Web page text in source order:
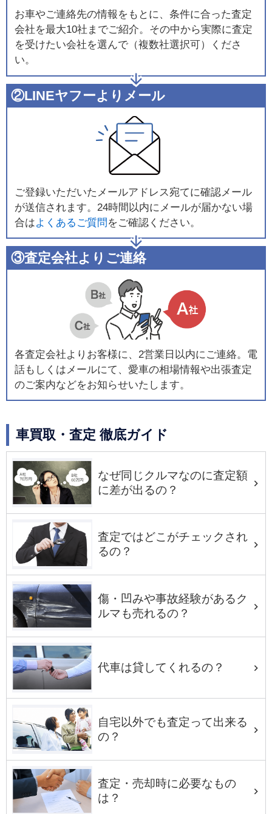
お車やご連絡先の情報をもとに、条件に合った査定
会社を最大10社までご紹介。その中から実際に査定
を受けたい会社を選んで（複数社選択可）くださ
い。
②LINEヤフーよりメール
ご登録いただいたメールアドレス宛てに確認メール
が送信されます。24時間以内にメールが届かない場
合はよくあるご質問 をご確認ください。
③査定会社よりご連絡
各査定会社よりお客様に、2営業日以内にご連絡。電
話もしくはメールにて、愛車の相場情報や出張査定
のご案内などをお知らせいたします。
車買取・査定 徹底ガイド
なぜ同じクルマなのに査定額
に差が出るの？
査定ではどこがチェックされ
るの？
傷・凹みや事故経験があるク
ルマも売れるの？
代車は貸してくれるの？
自宅以外でも査定って出来る
の？
査定・売却時に必要なもの
は？